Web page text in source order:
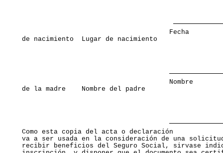
Fecha
de nacimiento  Lugar de nacimiento
Nombre
de la madre    Nombre del padre
Como esta copia del acta o declaración
va a ser usada en la consideración de una
recibir beneficios del Seguro Social, sirvase